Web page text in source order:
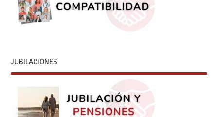
JUBILACIONES